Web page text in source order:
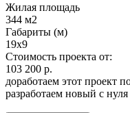
Жилая площадь
344 м2
Габариты (м)
19х9
Стоимость проекта от:
103 200 р.
доработаем этот проект
разработаем новый с нуля